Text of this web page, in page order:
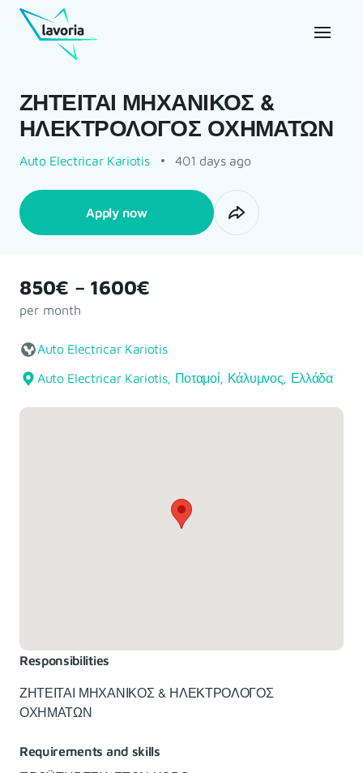
ΖΗΤΕΙΤΑΙ ΜΗΧΑΝΙΚΟΣ &
ΗΛΕΚΤΡΟΛΟΓΟΣ ΟΧΗΜΑΤΩΝ
Auto Electricar Kariotis 401 days ago
Apply now
Responsibilities
ΖΗΤΕΙΤΑΙ ΜΗΧΑΝΙΚΟΣ & ΗΛΕΚΤΡΟΛΟΓΟΣ
ΟΧΗΜΑΤΩΝ
Requirements and skills
850€ – 1600€
per month
Auto Electricar Kariotis
Auto Electricar Kariotis, Ποταμοί, Κάλυμνος, Ελλάδα